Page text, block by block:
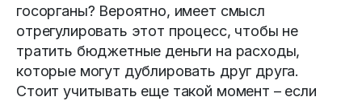
госорганы? Вероятно, имеет смысл
отрегулировать этот процесс, чтобы не
тратить бюджетные деньги на расходы,
которые могут дублировать друг друга.
Стоит учитывать еще такой момент – если